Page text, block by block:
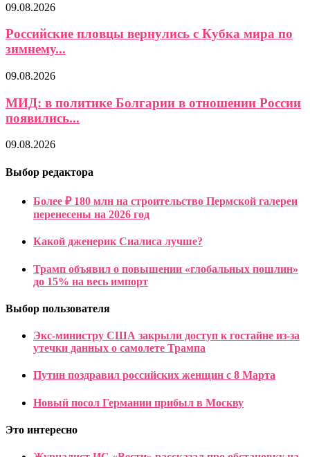
09.08.2026
Российские пловцы вернулись с Кубка мира по
зимнему...
09.08.2026
МИД: в политике Болгарии в отношении России
появились...
09.08.2026
Выбор редактора
Более ₽ 180 млн на строительство Пермской галереи
перенесены на 2026 год
Какой дженерик Сиалиса лучше?
Трамп объявил о повышении «глобальных пошлин»
до 15% на весь импорт
Выбор пользователя
Экс-министру США закрыли доступ к гостайне из-за
утечки данных о самолете Трампа
Путин поздравил российских женщин с 8 Марта
Новый посол Германии прибыл в Москву
Это интересно